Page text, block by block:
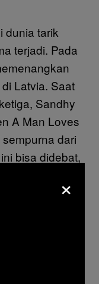
dunia tarik
terjadi. Pada
Latvia. Saat
Sandhy
A Man Loves
dari
bisa didebat,
bilang dari
Sandhy di
×